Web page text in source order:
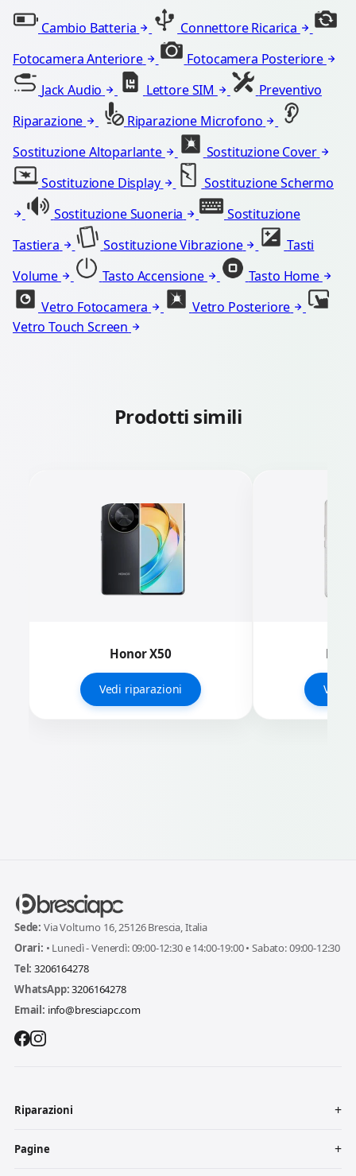
Cambio Batteria
Connettore Ricarica
Fotocamera Anteriore
Fotocamera Posteriore
Jack Audio
Lettore SIM
Preventivo
Riparazione
Riparazione Microfono
Sostituzione Altoparlante
Sostituzione Cover
Sostituzione Display
Sostituzione Schermo
Sostituzione Suoneria
Sostituzione
Tastiera
Sostituzione Vibrazione
Tasti
Volume
Tasto Accensione
Tasto Home
Vetro Fotocamera
Vetro Posteriore
Vetro Touch Screen
Prodotti simili
Honor X50
Vedi riparazioni Vedi
Sede: Via Volturno 16, 25126 Brescia, Italia
Orari: • Lunedì - Venerdì: 09:00-12:30 e 14:00-19:00 • Sabato: 09:00-12:30
Tel: 3206164278
WhatsApp:3206164278
Email: info@bresciapc.com
Riparazioni
Pagine